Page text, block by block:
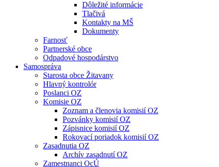
Dôležité informácie
Tlačivá
Kontakty na MŠ
Dokumenty
Farnosť
Partnerské obce
Odpadové hospodárstvo
Samospráva
Starosta obce Žitavany
Hlavný kontrolór
Poslanci OZ
Komisie OZ
Zoznam a členovia komisií OZ
Pozvánky komisií OZ
Zápisnice komisií OZ
Rokovací poriadok komisií OZ
Zasadnutia OZ
Archív zasadnutí OZ
Zamestnanci OcÚ